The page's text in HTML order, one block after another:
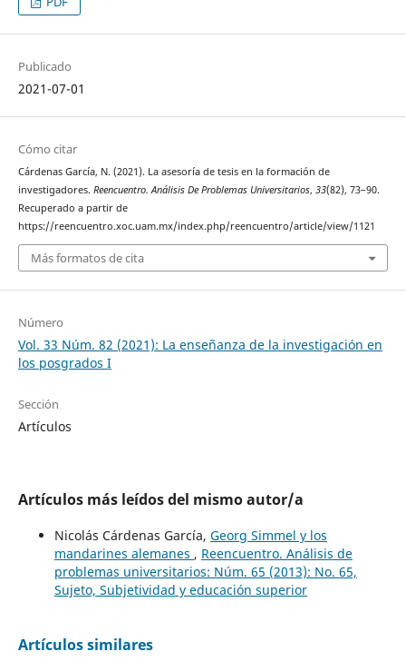
Publicado
2021-07-01
Cómo citar
Cárdenas García, N. (2021). La asesoría de tesis en la formación de
investigadores. Reencuentro. Análisis De Problemas Universitarios, 33(82), 73–90.
Recuperado a partir de
https://reencuentro.xoc.uam.mx/index.php/reencuentro/article/view/1121
Más formatos de cita
Número
Vol. 33 Núm. 82 (2021): La enseñanza de la investigación en
los posgrados I
Sección
Artículos
Artículos más leídos del mismo autor/a
Nicolás Cárdenas García, Georg Simmel y los
mandarines alemanes , Reencuentro. Análisis de
problemas universitarios: Núm. 65 (2013): No. 65,
Sujeto, Subjetividad y educación superior
Artículos similares